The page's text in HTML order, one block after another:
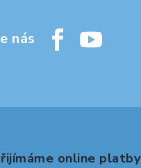
online platby